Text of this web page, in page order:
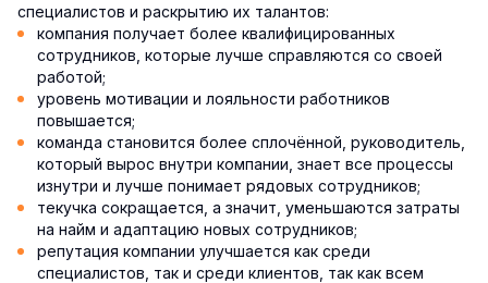
специалистов и раскрытию их талантов:
компания получает более квалифицированных
сотрудников, которые лучше справляются со своей
работой;
уровень мотивации и лояльности работников
повышается;
команда становится более сплочённой, руководитель,
который вырос внутри компании, знает все процессы
изнутри и лучше понимает рядовых сотрудников;
текучка сокращается, а значит, уменьшаются затраты
на найм и адаптацию новых сотрудников;
репутация компании улучшается как среди
специалистов, так и среди клиентов, так как всем